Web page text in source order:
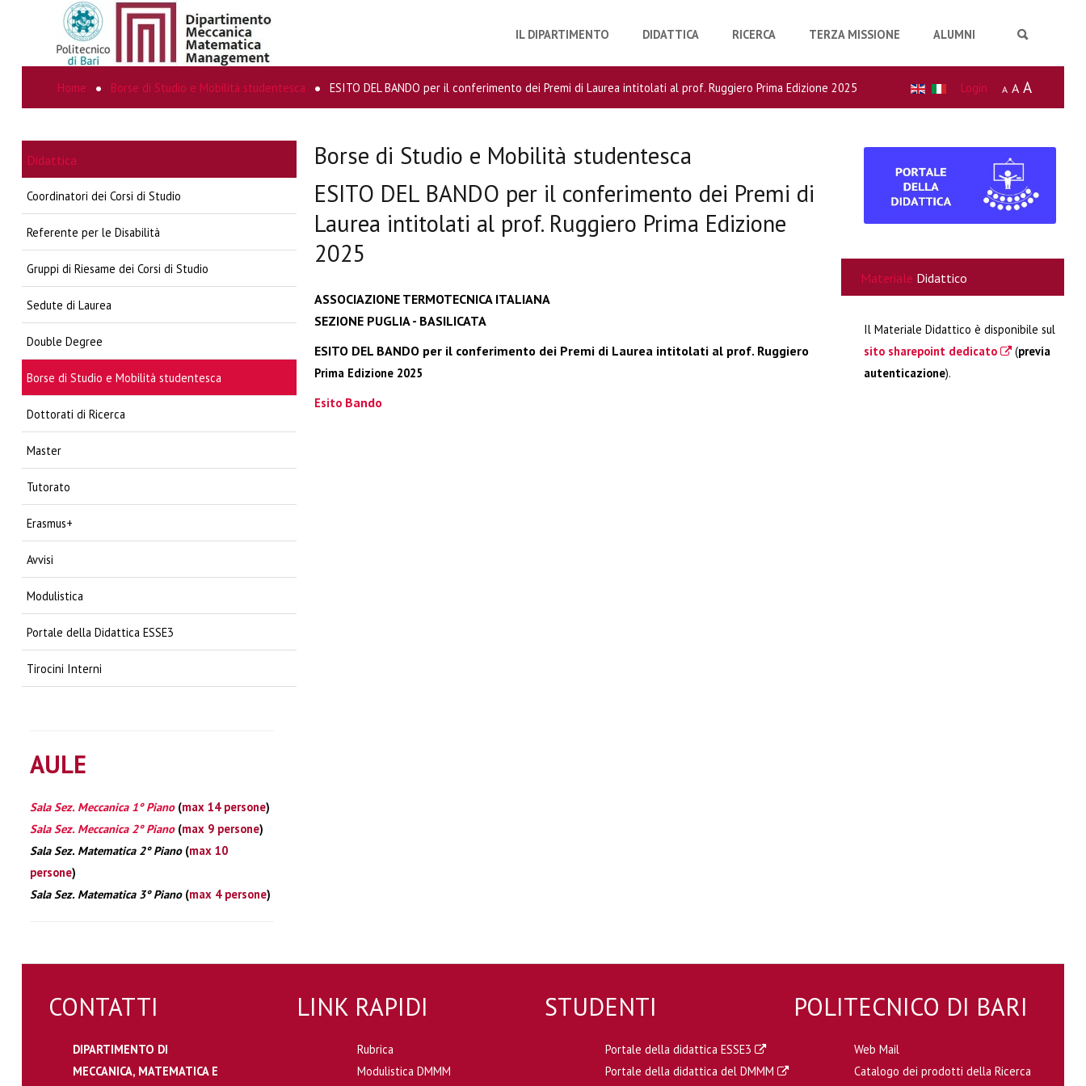
CERCA...
IL DIPARTIMENTO DIDATTICA RICERCA TERZA MISSIONE ALUMNI
Home Borse di Studio e Mobilità studentesca ESITO DEL BANDO per il conferimento dei Premi di Laurea intitolati al prof. Ruggiero Prima Edizione 2025 A A A
Login
Borse di Studio e Mobilità studentesca
ESITO DEL BANDO per il conferimento dei Premi di
Laurea intitolati al prof. Ruggiero Prima Edizione
2025
ASSOCIAZIONE TERMOTECNICA ITALIANA
SEZIONE PUGLIA - BASILICATA
ESITO DEL BANDO per il conferimento dei Premi di Laurea intitolati al prof. Ruggiero
Prima Edizione 2025
Esito Bando
Didattica
Coordinatori dei Corsi di Studio
Referente per le Disabilità
Gruppi di Riesame dei Corsi di Studio
Sedute di Laurea
Double Degree
Borse di Studio e Mobilità studentesca
Dottorati di Ricerca
Master
Tutorato
Erasmus+
Avvisi
Modulistica
Portale della Didattica ESSE3
Tirocini Interni
AULE
Sala Sez. Meccanica 1° Piano(max 14 persone)
Sala Sez. Meccanica 2° Piano(max 9 persone)
Sala Sez. Matematica 2° Piano(max 10
persone)
Sala Sez. Matematica 3° Piano(max 4 persone)
Materiale Didattico
Il Materiale Didattico è disponibile sul
sito sharepoint dedicato
(previa
autenticazione).
CONTATTI
DIPARTIMENTO DI
MECCANICA, MATEMATICA E
LINK RAPIDI
Rubrica
Modulistica DMMM
STUDENTI
Portale della didattica ESSE3
Portale della didattica del DMMM
POLITECNICO DI BARI
Web Mail
Catalogo dei prodotti della Ricerca